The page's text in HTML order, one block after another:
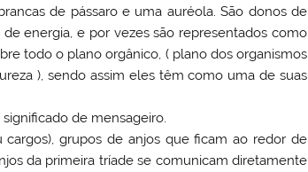
de pássaro e uma auréola. São donos de
energia, e por vezes são representados como
todo o plano orgânico, ( plano dos organismos
), sendo assim eles têm como uma de suas
de mensageiro.
grupos de anjos que ficam ao redor de
da primeira tríade se comunicam diretamente